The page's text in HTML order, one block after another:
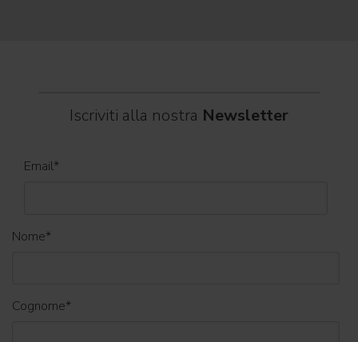
Iscriviti alla nostra Newsletter
Email*
Nome*
Cognome*